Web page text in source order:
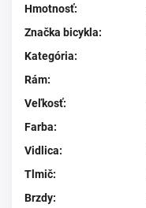
Hmotnosť:
Značka bicykla:
Kategória:
Rám:
Veľkosť:
Farba:
Vidlica:
Tlmič:
Brzdy: